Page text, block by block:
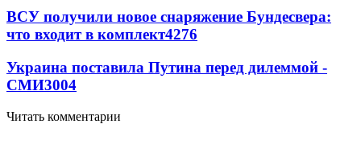
ВСУ получили новое снаряжение Бундесвера:
что входит в комплект4276
Украина поставила Путина перед дилеммой -
СМИ3004
Читать комментарии